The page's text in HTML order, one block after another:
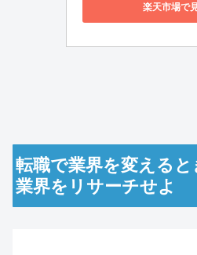
楽天市場で
転職で業界を変える
業界をリサーチせよ